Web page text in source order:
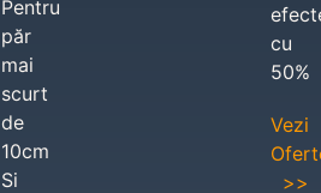
Pentru
păr
mai
scurt
de
10cm
Si
cu
50%
Vezi
>>